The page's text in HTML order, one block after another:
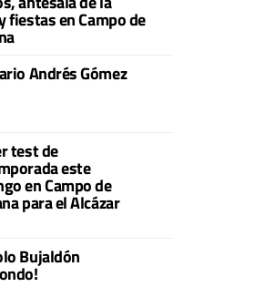
fiestas en Campo de
Andrés Gómez
test de
este
en Campo de
para el Alcázar
Bujaldón